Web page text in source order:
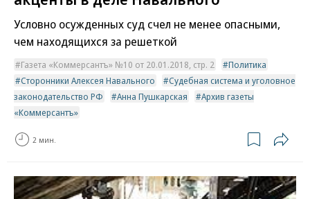
Условно осужденных суд счел не менее опасными,
чем находящихся за решеткой
Газета «Коммерсантъ» №10 от 20.01.2018, стр. 2
Политика
Сторонники Алексея Навального
Судебная система и уголовное
законодательство РФ
Анна Пушкарская
Архив газеты
«Коммерсантъ»
2 мин.